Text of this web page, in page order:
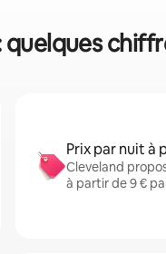
quelques
Prix par nuit à
Cleveland
à partir de 9 €